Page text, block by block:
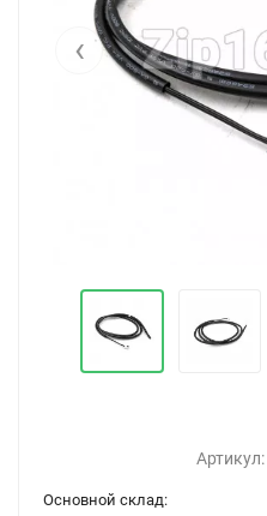
‹
Артикул:
Основной склад: